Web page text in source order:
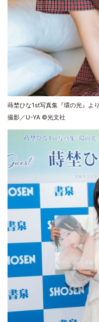
蒔埜ひな1st写真集『環の光』より
撮影／U-YA ©光文社